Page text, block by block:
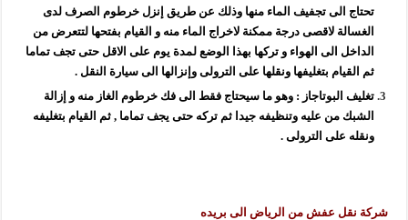
تحتاج الى تجفيف الماء منها وذلك عن طريق إنزل خرطوم الصرف لدى
الغسالة لاقصى درجة ممكنة لاخراج الماء منه و القيام بفتحها لتتعرض من
الداخل الى الهواء و تركها بهذا الوضع لمدة يوم على الاقل حتى تجف تماما
ثم القيام بتغليفها ونقلها على الترولى وإنزالها الى سيارة النقل .
تغليف البوتاجاز : وهو ما سيحتاج فقط الى فك خرطوم الغاز منه و إزالة
الشبك من عليه وتنظيفه جيدا ثم تركه حتى يجف تماما , ثم القيام بتغليفه
ونقله على الترولى .
شركة نقل عفش من الرياض الى بريده